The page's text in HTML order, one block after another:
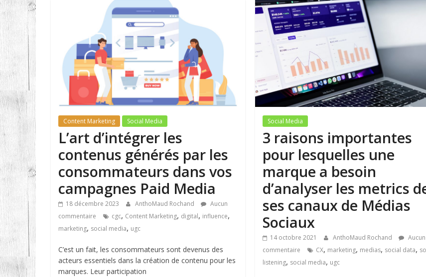
Content Marketing Social Media
L’art d’intégrer les
contenus générés par les
consommateurs dans vos
campagnes Paid Media
18 décembre 2023 AnthoMaud Rochand
Aucun
commentaire
cgc, Content Marketing, digital, influence,
marketing, social media, ugc
C’est un fait, les consommateurs sont devenus des
acteurs essentiels dans la création de contenu pour les
marques. Leur participation
Social Media
3 raisons importantes
pour lesquelles une
marque a besoin
d’analyser les metrics
ses canaux de Médias
Sociaux
14 octobre 2021 AnthoMaud Rochand
Aucun
commentaire
CX, marketing, medias, social data,
listening, social media, ugc